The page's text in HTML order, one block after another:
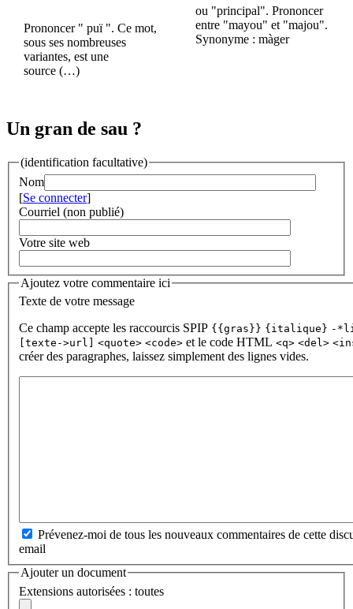
Prononcer " puï ". Ce mot,
sous ses nombreuses
variantes, est une
source (…)
ou "principal". Prononcer
entre "mayou" et "majou".
Synonyme : màger
Un gran de sau ?
(identification facultative)
Nom
[Se connecter]
Courriel (non publié)
Votre site web
Ajoutez votre commentaire ici
Texte de votre message
Ce champ accepte les raccourcis SPIP {{gras}} {italique} -
[texte->url]
<quote> <code> et le code HTML <q> <del>
créer des paragraphes, laissez simplement des lignes vides.
Prévenez-moi de tous les nouveaux commentaires de cette
email
Ajouter un document
Extensions autorisées : toutes